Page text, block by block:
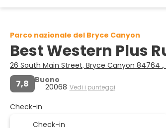
Parco nazionale del Bryce Canyon
Best Western Plus
26 South Main Street, Bryce Canyon 84764 ,
7,8 Buono
20068 Vedi i punteggi
Check-in